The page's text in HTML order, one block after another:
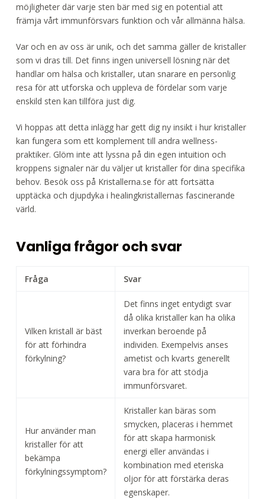
möjligheter där varje sten bär med sig en potential att
främja vårt immunförsvars funktion och vår allmänna hälsa.
Var och en av oss är unik, och det samma gäller de kristaller
som vi dras till. Det finns ingen universell lösning när det
handlar om hälsa och kristaller, utan snarare en personlig
resa för att utforska och uppleva de fördelar som varje
enskild sten kan tillföra just dig.
Vi hoppas att detta inlägg har gett dig ny insikt i hur kristaller
kan fungera som ett komplement till andra wellness-
praktiker. Glöm inte att lyssna på din egen intuition och
kroppens signaler när du väljer ut kristaller för dina specifika
behov. Besök oss på Kristallerna.se för att fortsätta
upptäcka och djupdyka i healingkristallernas fascinerande
värld.
Vanliga frågor och svar
Fråga Svar
Vilken kristall är bäst
för att förhindra
förkylning?
Det finns inget entydigt svar
då olika kristaller kan ha olika
inverkan beroende på
individen. Exempelvis anses
ametist och kvarts generellt
vara bra för att stödja
immunförsvaret.
Hur använder man
kristaller för att
bekämpa
förkylningssymptom?
Kristaller kan bäras som
smycken, placeras i hemmet
för att skapa harmonisk
energi eller användas i
kombination med eteriska
oljor för att förstärka deras
egenskaper.